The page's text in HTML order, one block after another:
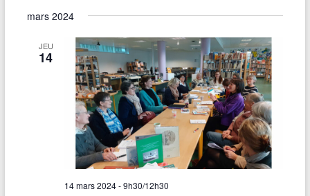
mars 2024
JEU
14
14 mars 2024 - 9h30/12h30